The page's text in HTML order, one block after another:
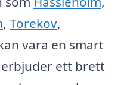
, Torekov,
vara en smart
ett brett